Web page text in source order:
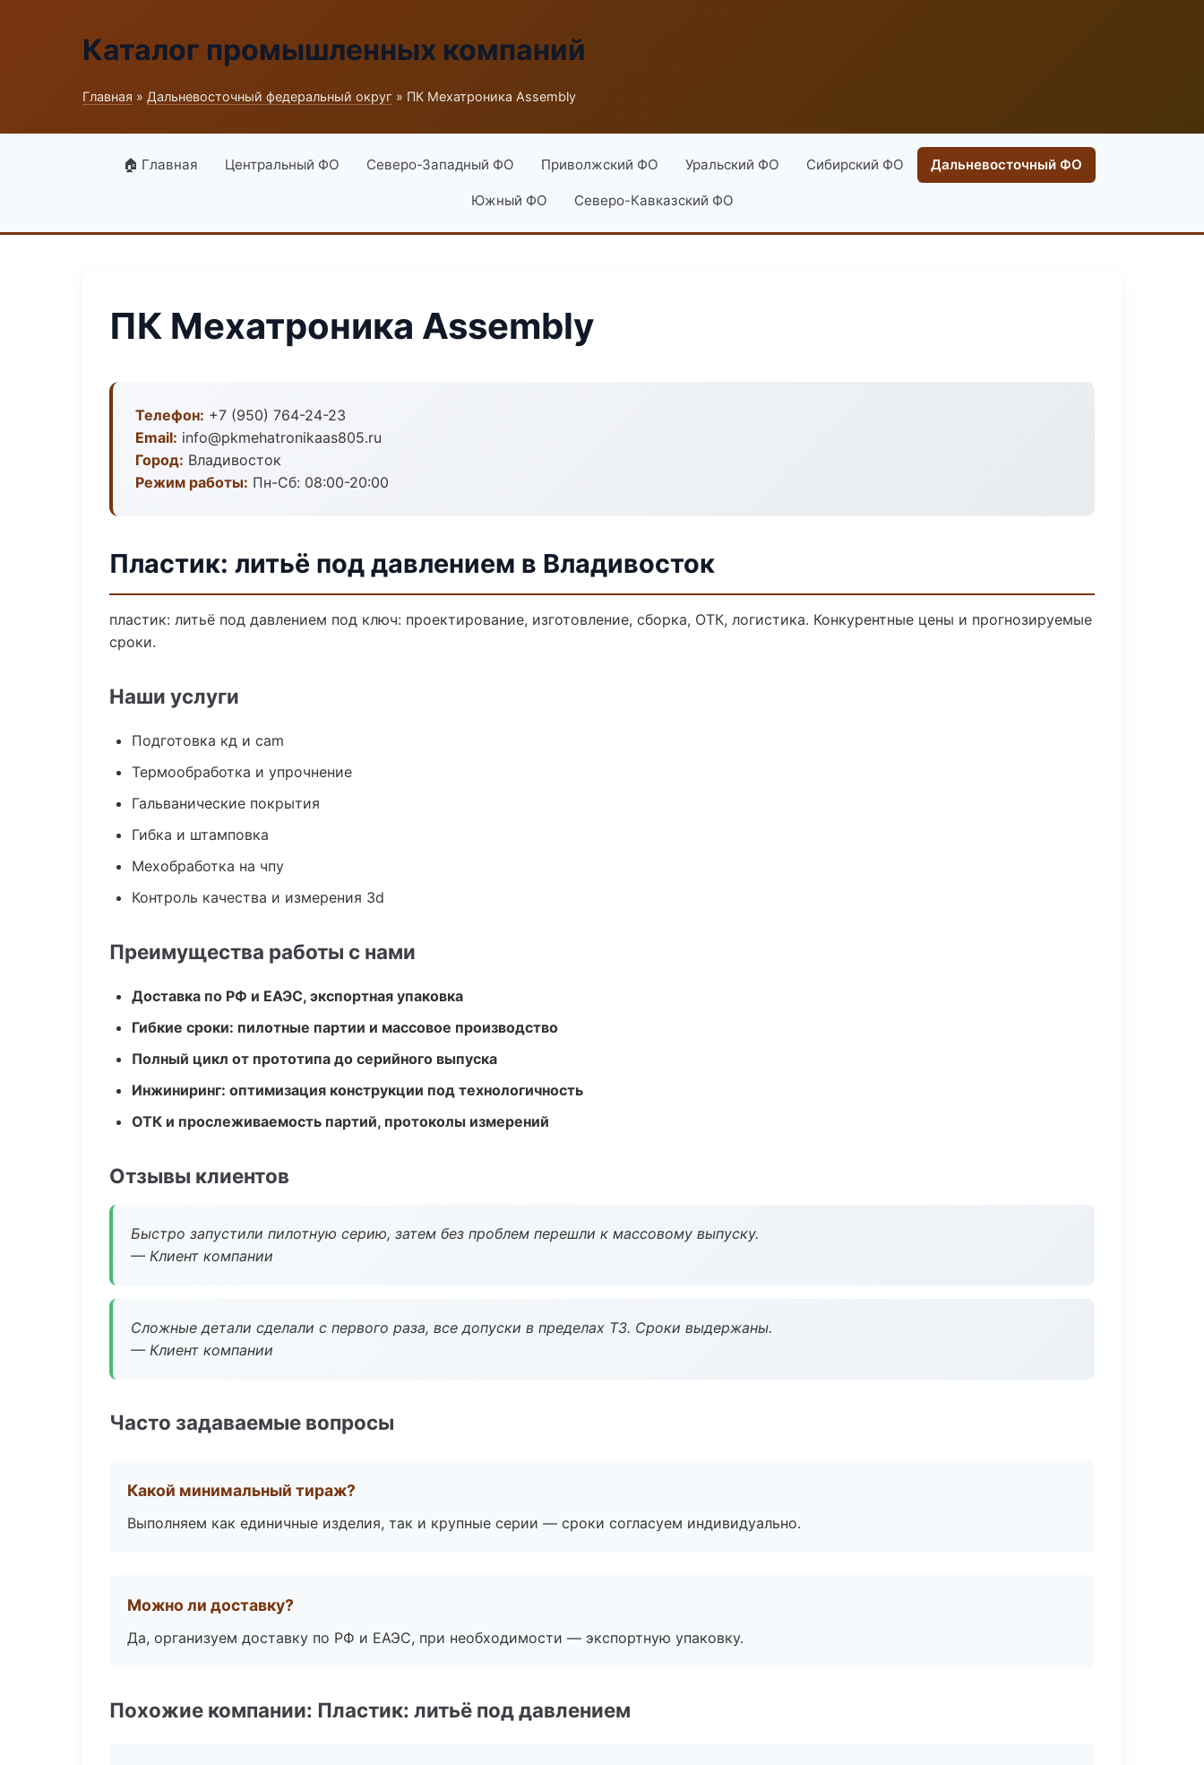
Каталог промышленных компаний
Главная » Дальневосточный федеральный округ » ПК Мехатроника Assembly
🏠 Главная Центральный ФО Северо-Западный ФО Приволжский ФО Уральский ФО Сибирский ФО Дальневосточный ФО
Южный ФО Северо-Кавказский ФО
ПК Мехатроника Assembly
Телефон: +7 (950) 764-24-23
Email: info@pkmehatronikaas805.ru
Город: Владивосток
Режим работы: Пн-Сб: 08:00-20:00
Пластик: литьё под давлением в Владивосток
пластик: литьё под давлением под ключ: проектирование, изготовление, сборка, ОТК, логистика. Конкурентные цены и прогнозируемые
сроки.
Наши услуги
Подготовка кд и cam
Термообработка и упрочнение
Гальванические покрытия
Гибка и штамповка
Мехобработка на чпу
Контроль качества и измерения 3d
Преимущества работы с нами
Доставка по РФ и ЕАЭС, экспортная упаковка
Гибкие сроки: пилотные партии и массовое производство
Полный цикл от прототипа до серийного выпуска
Инжиниринг: оптимизация конструкции под технологичность
ОТК и прослеживаемость партий, протоколы измерений
Отзывы клиентов
Быстро запустили пилотную серию, затем без проблем перешли к массовому выпуску.
— Клиент компании
Сложные детали сделали с первого раза, все допуски в пределах ТЗ. Сроки выдержаны.
— Клиент компании
Часто задаваемые вопросы
Какой минимальный тираж?
Выполняем как единичные изделия, так и крупные серии — сроки согласуем индивидуально.
Можно ли доставку?
Да, организуем доставку по РФ и ЕАЭС, при необходимости — экспортную упаковку.
Похожие компании: Пластик: литьё под давлением